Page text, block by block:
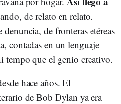
de relato en relato.
de fronteras etéreas
contadas en un lenguaje
tempo que el genio creativo.
hace años. El
de Bob Dylan ya era